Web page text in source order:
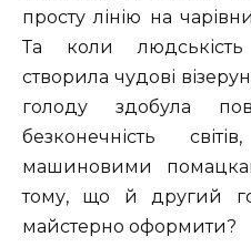
просту лінію на
Та коли
створила чудові
голоду здобула
безконечність
машиновими
тому, що й другий
майстерно оформити?